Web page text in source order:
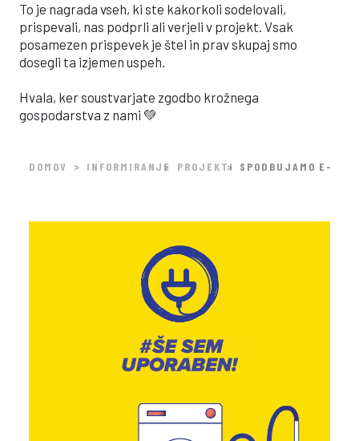
To je nagrada vseh, ki ste kakorkoli sodelovali,
prispevali, nas podprli ali verjeli v projekt. Vsak
posamezen prispevek je štel in prav skupaj smo
dosegli ta izjemen uspeh.
Hvala, ker soustvarjate zgodbo krožnega
gospodarstva z nami 💚
DOMOV INFORMIRANJE PROJEKTI SPODBUJAMO E-